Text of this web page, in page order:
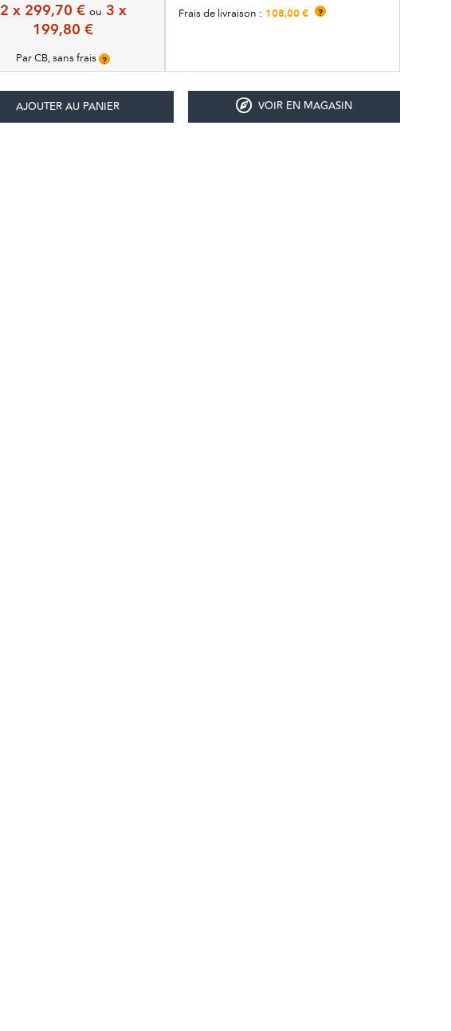
2 x 299,70 € ou 3 x
199,80 €
Par CB, sans frais ?
Frais de livraison : 108,00 € ?
VOIR EN MAGASIN